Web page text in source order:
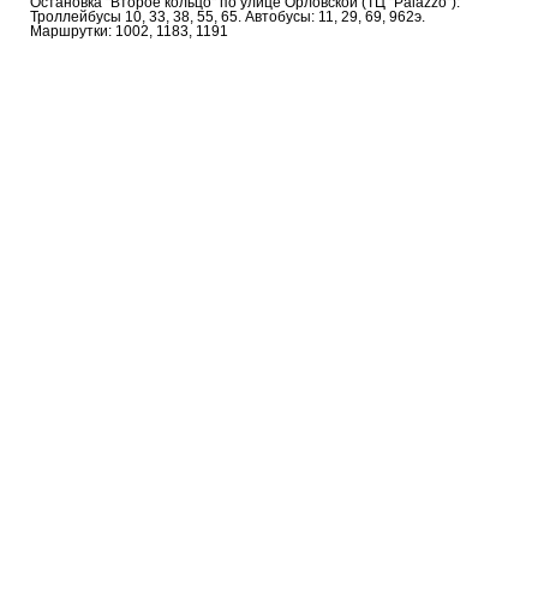
Троллейбусы 10, 33, 38, 55, 65. Автобусы: 11, 29, 69, 962э.
Маршрутки: 1002, 1183, 1191